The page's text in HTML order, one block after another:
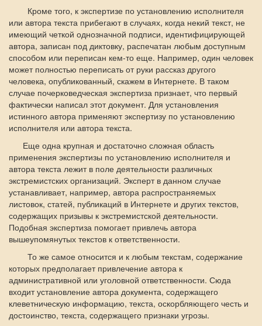
Кроме того, к экспертизе по установлению исполнителя
или автора текста прибегают в случаях, когда некий текст, не
имеющий четкой однозначной подписи, идентифицирующей
автора, записан под диктовку, распечатан любым доступным
способом или переписан кем-то еще. Например, один человек
может полностью переписать от руки рассказ другого
человека, опубликованный, скажем в Интернете. В таком
случае почерковедческая экспертиза признает, что первый
фактически написал этот документ. Для установления
истинного автора применяют экспертизу по установлению
исполнителя или автора текста.
Еще одна крупная и достаточно сложная область
применения экспертизы по установлению исполнителя и
автора текста лежит в поле деятельности различных
экстремистских организаций. Эксперт в данном случае
устанавливает, например, автора распространяемых
листовок, статей, публикаций в Интернете и других текстов,
содержащих призывы к экстремистской деятельности.
Подобная экспертиза помогает привлечь автора
вышеупомянутых текстов к ответственности.
То же самое относится и к любым текстам, содержание
которых предполагает привлечение автора к
административной или уголовной ответственности. Сюда
входит установление автора документа, содержащего
клеветническую информацию, текста, оскорбляющего честь и
достоинство, текста, содержащего признаки угрозы.